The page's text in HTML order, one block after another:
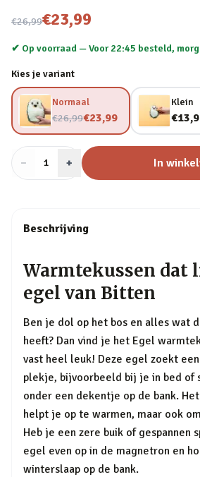
€26,99
Nu voor€23,99
✔ Op voorraad —Voor 22:45 besteld,
Kies je variant
Normaal
€26,99
Nu voor€23,99
Klein
− Aantal
1 + In
Beschrijving
Warmtekussen dat
egel van Bitten
Ben je dol op het bos en alles wat
heeft? Dan vind je het Egel
vast heel leuk! Deze egel zoekt
plekje, bijvoorbeeld bij je in bed of
onder een dekentje op de bank.
helpt je op te warmen, maar ook
Heb je een zere buik of gespannen
egel even op in de magnetron en
winterslaap op de bank.